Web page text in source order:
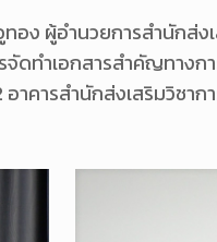
อำนวยการสำนักส่งเส
จัดทำเอกสารสำคัญทาง
ารสำนักส่งเสริมวิชาก